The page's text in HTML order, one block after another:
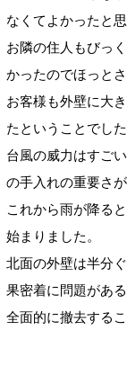
なくてよかったと思
お隣の住人もびっ
かったのでほっと
お客様も外壁に大
たということでした
台風の威力はすご
の手入れの重要さが
これから雨が降る
始まりました。
北面の外壁は半分
果密着に問題があ
全面的に撤去する